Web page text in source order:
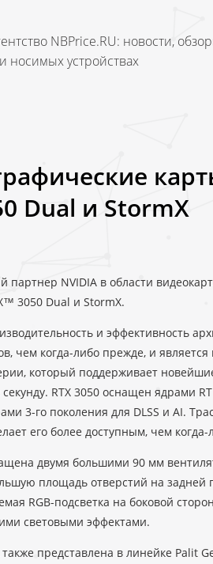
NBPrice.RU: новости,
носимых устройствах
Dual и StormX
NVIDIA в области
3050 Dual и StormX.
и эффективность
чем когда-либо прежде, и
который поддерживает
RTX 3050 оснащен ядрами
3-го поколения для DLSS и AI.
его более доступным, чем
двумя большими 90 мм
площадь отверстий на задней
RGB-подсветка на боковой
световыми эффектами.
представлена ​​в линейке Palit